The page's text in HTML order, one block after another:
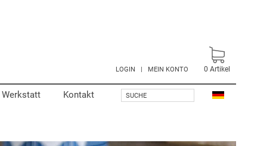
LOGIN | MEIN KONTO
Werkstatt Kontakt SUCHE
0 Artikel